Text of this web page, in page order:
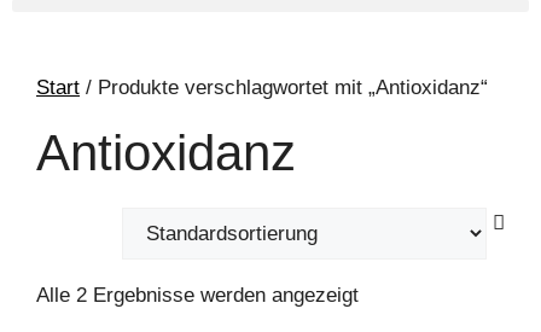
Start / Produkte verschlagwortet mit „Antioxidanz“
Antioxidanz
Alle 2 Ergebnisse werden angezeigt